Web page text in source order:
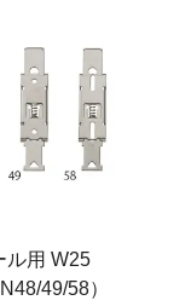
ル用 W25
49/58）